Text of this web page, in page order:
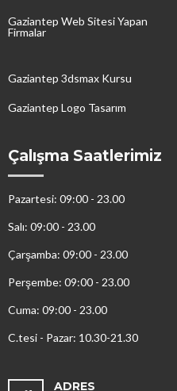
Gaziantep Web Sitesi Yapan
Firmalar
Gaziantep 3dsmax Kursu
Gaziantep Logo Tasarım
Çalışma Saatlerimiz
Pazartesi: 09:00 - 23.00
Salı: 09:00 - 23.00
Çarşamba: 09:00 - 23.00
Perşembe: 09:00 - 23.00
Cuma: 09:00 - 23.00
C.tesi - Pazar: 10.30-21.30
ADRES